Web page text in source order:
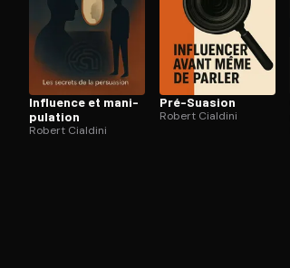
Influence et ma­ni­
pu­la­tion
Robert Cialdini
Pré-Suasion
Robert Cialdini